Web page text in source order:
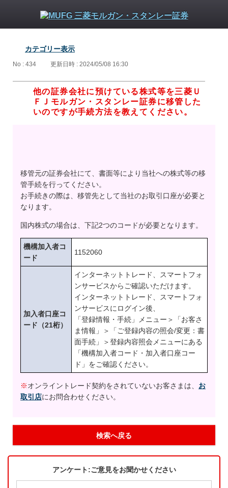
カテゴリー表示
No : 434 更新日時 : 2024/05/08 16:30
他の証券会社に預けている株式等を三菱Ｕ
ＦＪモルガン・スタンレー証券に移管した
いのですが手続方法を教えてください。
移管元の証券会社にて、書面等により当社への株式等の移
管手続を行ってください。
お手続きの際は、移管先として当社のお取引口座が必要と
なります。
国内株式の場合は、下記2つのコードが必要となります。
機構加入者コ
ード
1152060
加入者口座コ
ード（21桁）
インターネットトレード、スマートフォ
ンサービスからご確認いただけます。
インターネットトレード、スマートフォ
ンサービスにログイン後、
「登録情報・手続」メニュー＞「お客さ
ま情報」＞「ご登録内容の照会/変更：書
面手続」＞登録内容照会メニューにある
「機構加入者コード・加入者口座コー
ド」をご確認ください。
※オンライントレード契約をされていないお客さまは、 お
取引店にお問合わせください。
検索へ戻る
アンケート:ご意見をお聞かせください